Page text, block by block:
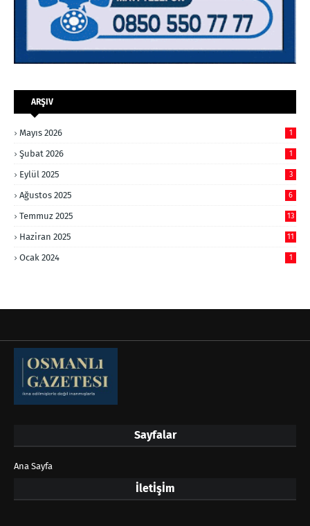
ARŞIV
Mayıs 2026 1
Şubat 2026 1
Eylül 2025 3
Ağustos 2025 6
Temmuz 2025 13
Haziran 2025 11
Ocak 2024 1
Sayfalar
Ana Sayfa
İletİşİm